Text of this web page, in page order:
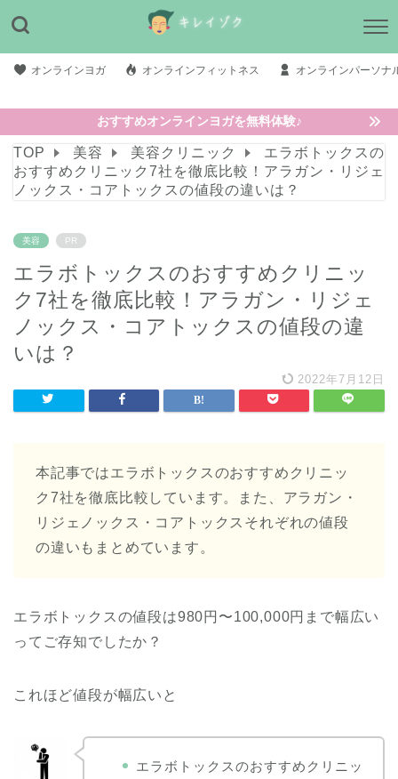
オンラインヨガ オンラインフィットネス オンラインパーソナ
おすすめオンラインヨガを無料体験♪
TOP 美容 美容クリニック
エラボトックスの
おすすめクリニック7社を徹底比較！アラガン・リジェ
ノックス・コアトックスの値段の違いは？
美容 PR
エラボトックスのおすすめクリニッ
ク7社を徹底比較！アラガン・リジェ
ノックス・コアトックスの値段の違
いは？
2022年7月12日
本記事ではエラボトックスのおすすめクリニッ
ク7社を徹底比較しています。また、アラガン・
リジェノックス・コアトックスそれぞれの値段
の違いもまとめています。
エラボトックスの値段は980円〜100,000円まで幅広い
ってご存知でしたか？
これほど値段が幅広いと
エラボトックスのおすすめクリニッ